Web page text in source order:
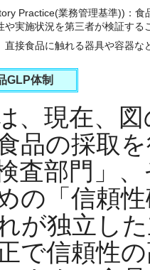
Practice(業務管理基準))：
や実施状況を第三者が検証す
直接食品に触れる器具や容器な
GLP体制
、現在、
品の採取
査部門」
の「信頼
が独立し
で信頼性